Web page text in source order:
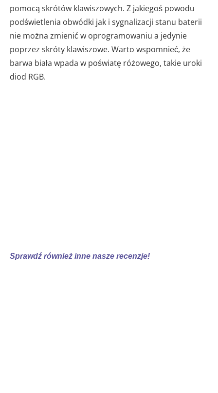
pomocą skrótów klawiszowych. Z jakiegoś powodu
podświetlenia obwódki jak i sygnalizacji stanu baterii
nie można zmienić w oprogramowaniu a jedynie
poprzez skróty klawiszowe. Warto wspomnieć, że
barwa biała wpada w poświatę różowego, takie uroki
diod RGB.
Sprawdź również inne nasze recenzje!